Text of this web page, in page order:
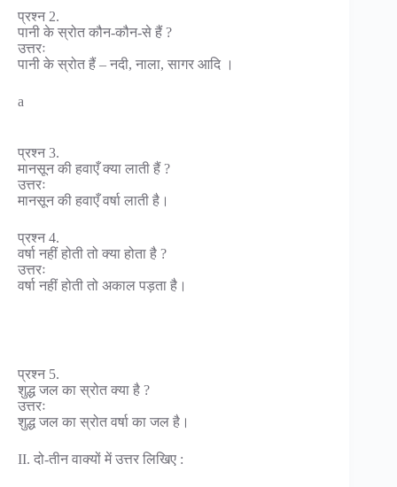
प्रश्न 2.
पानी के स्रोत कौन-कौन-से हैं ?
उत्तरः
पानी के स्रोत हैं – नदी, नाला, सागर आदि ।
a
प्रश्न 3.
मानसून की हवाएँ क्या लाती हैं ?
उत्तरः
मानसून की हवाएँ वर्षा लाती है।
प्रश्न 4.
वर्षा नहीं होती तो क्या होता है ?
उत्तरः
वर्षा नहीं होती तो अकाल पड़ता है।
प्रश्न 5.
शुद्ध जल का स्रोत क्या है ?
उत्तरः
शुद्ध जल का स्रोत वर्षा का जल है।
II. दो-तीन वाक्यों में उत्तर लिखिए :